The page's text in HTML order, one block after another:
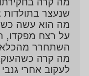
שנעצר בתולדות
מה הוא עשה
על רצח מפקדו,
השתחרר
מה קרה
לעקוב אחרי